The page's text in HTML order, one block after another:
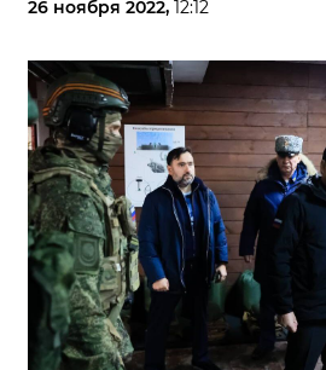
26 ноября 2022, 12:12